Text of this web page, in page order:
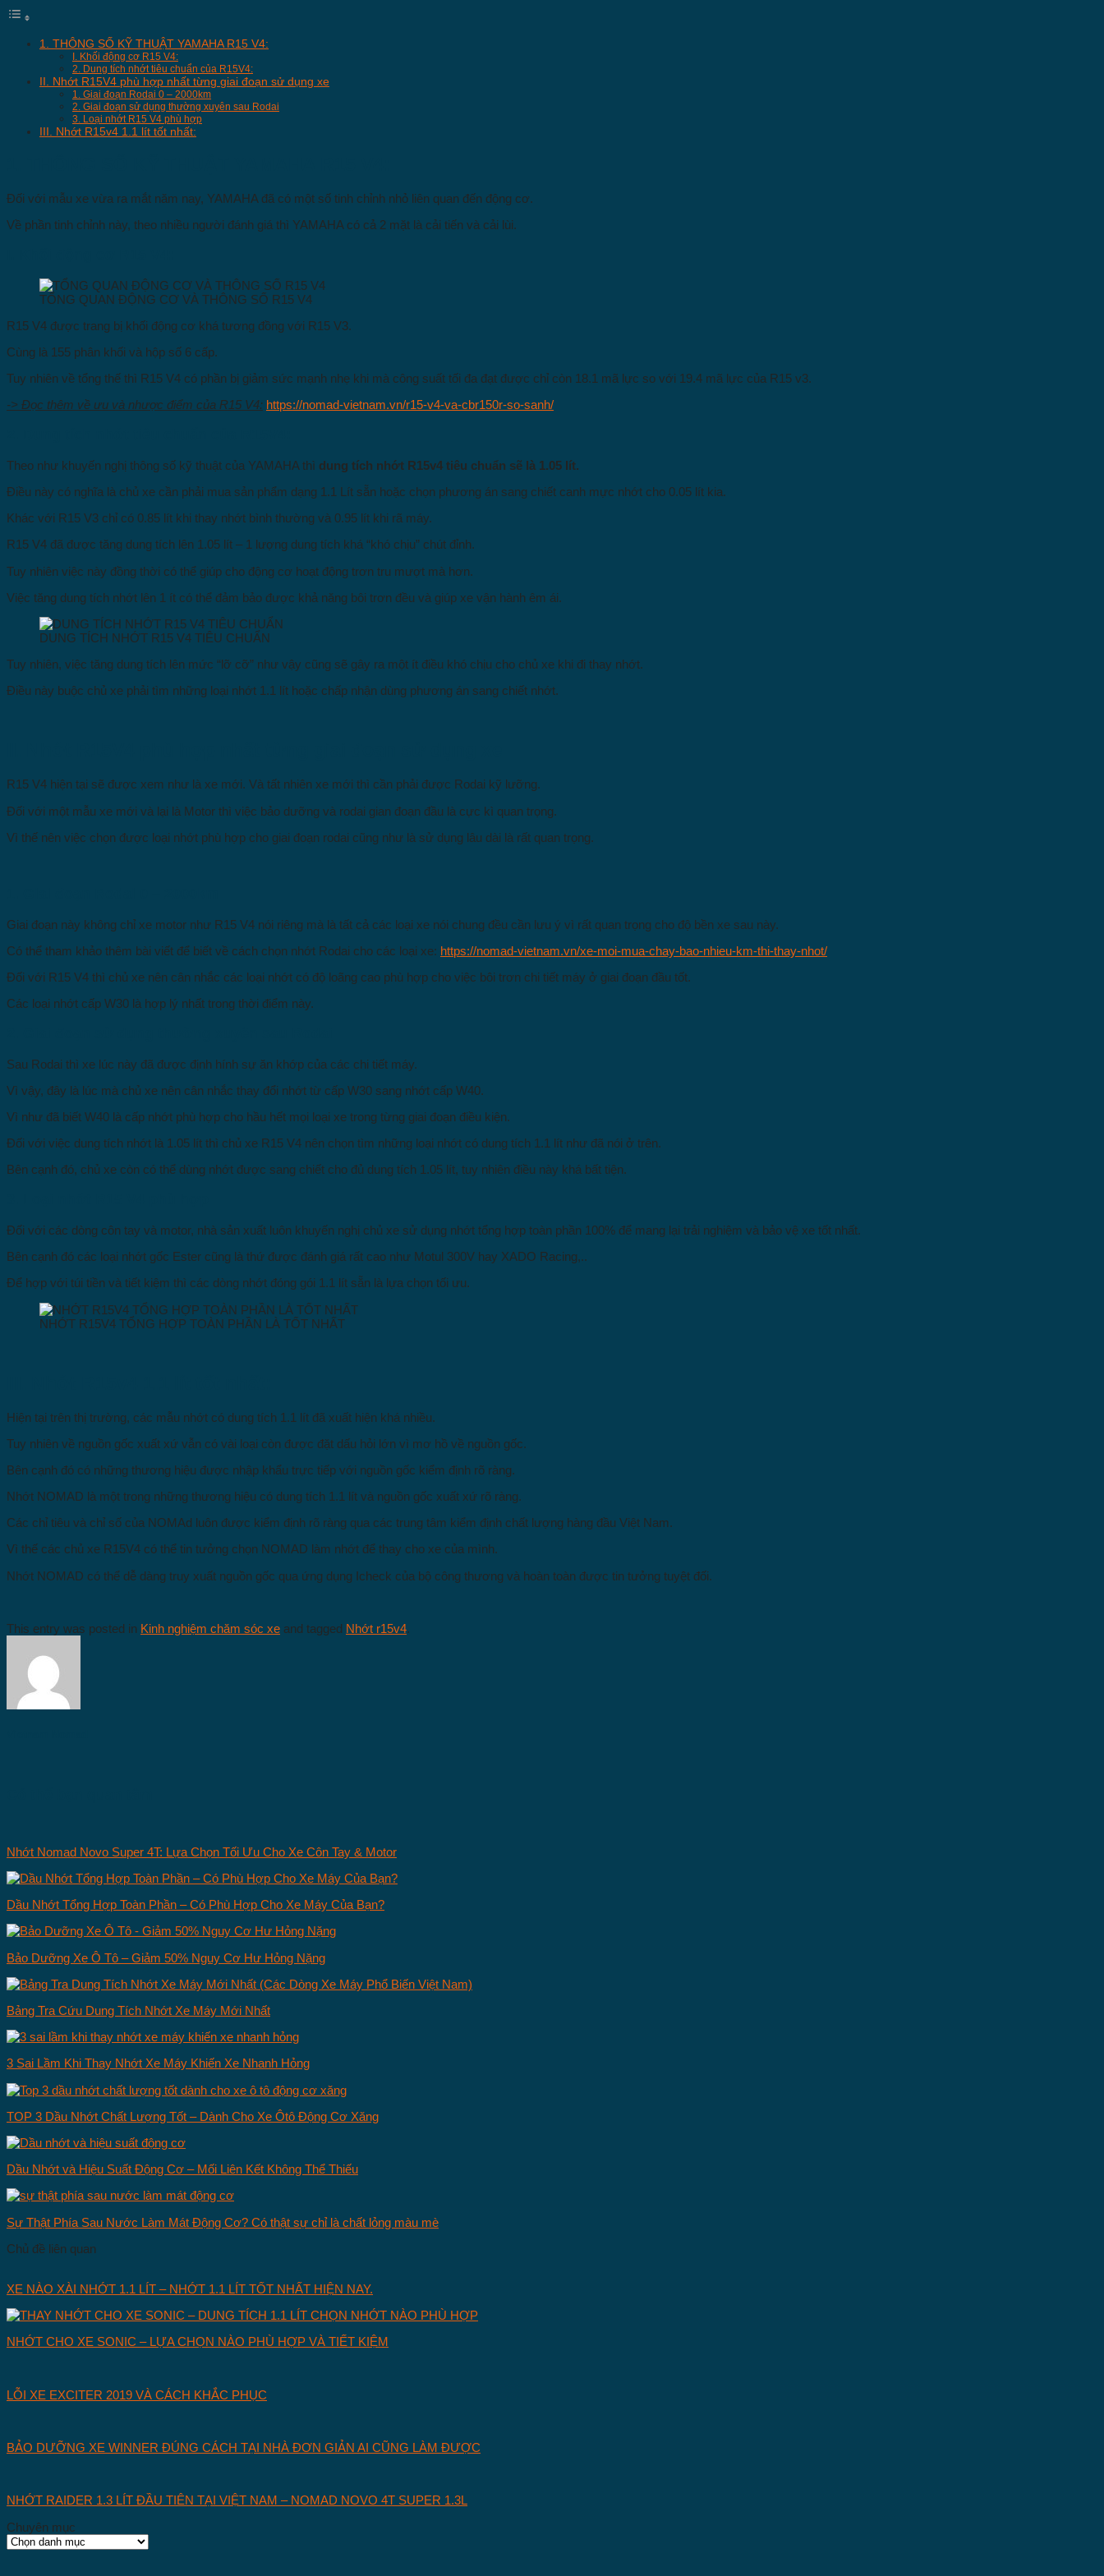
1. THÔNG SỐ KỸ THUẬT YAMAHA R15 V4:
I. Khối động cơ R15 V4:
2. Dung tích nhớt tiêu chuẩn của R15V4:
II. Nhớt R15V4 phù hợp nhất từng giai đoạn sử dụng xe
1. Giai đoạn Rodai 0 – 2000km
2. Giai đoạn sử dụng thường xuyên sau Rodai
3. Loại nhớt R15 V4 phù hợp
III. Nhớt R15v4 1.1 lít tốt nhất:
Đối với mẫu xe vừa ra mắt năm nay, YAMAHA đã có một số tinh chỉnh nhỏ liên quan đến động cơ.
Về phần tinh chỉnh này, theo nhiều người đánh giá thì YAMAHA có cả 2 mặt là cải tiến và cải lùi.
TỔNG QUAN ĐỘNG CƠ VÀ THÔNG SỐ R15 V4
R15 V4 được trang bị khối động cơ khá tương đồng với R15 V3.
Cùng là 155 phân khối và hộp số 6 cấp.
Tuy nhiên về tổng thế thì R15 V4 có phần bị giảm sức mạnh nhẹ khi mà công suất tối đa đạt được chỉ còn 18.1 mã lực so với 19.4 mã lực của R15 v3.
-> Đọc thêm về ưu và nhược điểm của R15 V4: https://nomad-vietnam.vn/r15-v4-va-cbr150r-so-sanh/
Theo như khuyến nghị thông số kỹ thuật của YAMAHA thì dung tích nhớt R15v4 tiêu chuẩn sẽ là 1.05 lít.
Điều này có nghĩa là chủ xe cần phải mua sản phẩm dạng 1.1 Lít sẵn hoặc chọn phương án sang chiết canh mực nhớt cho 0.05 lít kia.
Khác với R15 V3 chỉ có 0.85 lít khi thay nhớt bình thường và 0.95 lít khi rã máy.
R15 V4 đã được tăng dung tích lên 1.05 lít – 1 lượng dung tích khá “khó chịu” chút đỉnh.
Tuy nhiên việc này đồng thời có thể giúp cho động cơ hoạt động trơn tru mượt mà hơn.
Việc tăng dung tích nhớt lên 1 ít có thể đảm bảo được khả năng bôi trơn đều và giúp xe vận hành êm ái.
DUNG TÍCH NHỚT R15 V4 TIÊU CHUẨN
Tuy nhiên, việc tăng dung tích lên mức “lỡ cỡ” như vậy cũng sẽ gây ra một ít điều khó chịu cho chủ xe khi đi thay nhớt.
Điều này buộc chủ xe phải tìm những loại nhớt 1.1 lít hoặc chấp nhận dùng phương án sang chiết nhớt.
R15 V4 hiện tại sẽ được xem như là xe mới. Và tất nhiên xe mới thì cần phải được Rodai kỹ lưỡng.
Đối với một mẫu xe mới và lại là Motor thì việc bảo dưỡng và rodai gian đoạn đầu là cực kì quan trọng.
Vì thế nên việc chọn được loại nhớt phù hợp cho giai đoạn rodai cũng như là sử dụng lâu dài là rất quan trọng.
Giai đoạn này không chỉ xe motor như R15 V4 nói riêng mà là tất cả các loại xe nói chung đều cần lưu ý vì rất quan trọng cho độ bền xe sau này.
Có thể tham khảo thêm bài viết để biết về cách chọn nhớt Rodai cho các loại xe: https://nomad-vietnam.vn/xe-moi-mua-chay-bao-nhieu-km-thi-thay-nhot/
Đối với R15 V4 thì chủ xe nên cân nhắc các loại nhớt có độ loãng cao phù hợp cho việc bôi trơn chi tiết máy ở giai đoạn đầu tốt.
Các loại nhớt cấp W30 là hợp lý nhất trong thời điểm này.
Sau Rodai thì xe lúc này đã được định hính sự ăn khớp của các chi tiết máy.
Vì vậy, đây là lúc mà chủ xe nên cân nhắc thay đổi nhớt từ cấp W30 sang nhớt cấp W40.
Vì như đã biết W40 là cấp nhớt phù hợp cho hầu hết mọi loại xe trong từng giai đoạn điều kiện.
Đối với việc dung tích nhớt là 1.05 lít thì chủ xe R15 V4 nên chọn tìm những loại nhớt có dung tích 1.1 lít như đã nói ở trên.
Bên cạnh đó, chủ xe còn có thể dùng nhớt được sang chiết cho đủ dung tích 1.05 lít, tuy nhiên điều này khá bất tiện.
Đối với các dòng côn tay và motor, nhà sản xuất luôn khuyến nghị chủ xe sử dụng nhớt tổng hợp toàn phần 100% để mang lại trải nghiệm và bảo vệ xe tốt nhất.
Bên cạnh đó các loại nhớt gốc Ester cũng là thứ được đánh giá rất cao như Motul 300V hay XADO Racing,..
Để hợp với túi tiền và tiết kiệm thì các dòng nhớt đóng gói 1.1 lít sẵn là lựa chọn tối ưu.
NHỚT R15V4 TỔNG HỢP TOÀN PHẦN LÀ TỐT NHẤT
Hiện tại trên thị trường, các mẫu nhớt có dung tích 1.1 lít đã xuất hiện khá nhiều.
Tuy nhiên về nguồn gốc xuất xứ vẫn có vài loại còn được đặt dấu hỏi lớn vì mơ hồ về nguồn gốc.
Bên cạnh đó có những thương hiệu được nhập khẩu trực tiếp với nguồn gốc kiểm định rõ ràng.
Nhớt NOMAD là một trong những thương hiệu có dung tích 1.1 lít và nguồn gốc xuất xứ rõ ràng.
Các chỉ tiêu và chỉ số của NOMAd luôn được kiểm định rõ ràng qua các trung tâm kiểm định chất lượng hàng đầu Việt Nam.
Vì thế các chủ xe R15V4 có thể tin tưởng chọn NOMAD làm nhớt để thay cho xe của mình.
Nhớt NOMAD có thể dễ dàng truy xuất nguồn gốc qua ứng dụng Icheck của bộ công thương và hoàn toàn được tin tưởng tuyệt đối.
This entry was posted in Kinh nghiệm chăm sóc xe and tagged Nhớt r15v4.
Nhớt Nomad Novo Super 4T: Lựa Chọn Tối Ưu Cho Xe Côn Tay & Motor
Dầu Nhớt Tổng Hợp Toàn Phần – Có Phù Hợp Cho Xe Máy Của Bạn?
Bảo Dưỡng Xe Ô Tô – Giảm 50% Nguy Cơ Hư Hỏng Nặng
Bảng Tra Cứu Dung Tích Nhớt Xe Máy Mới Nhất
3 Sai Lầm Khi Thay Nhớt Xe Máy Khiến Xe Nhanh Hỏng
TOP 3 Dầu Nhớt Chất Lượng Tốt – Dành Cho Xe Ôtô Động Cơ Xăng
Dầu Nhớt và Hiệu Suất Động Cơ – Mối Liên Kết Không Thể Thiếu
Sự Thật Phía Sau Nước Làm Mát Động Cơ? Có thật sự chỉ là chất lỏng màu mè
Chủ đề liên quan
XE NÀO XÀI NHỚT 1.1 LÍT – NHỚT 1.1 LÍT TỐT NHẤT HIỆN NAY.
NHỚT CHO XE SONIC – LỰA CHỌN NÀO PHÙ HỢP VÀ TIẾT KIỆM
LỖI XE EXCITER 2019 VÀ CÁCH KHẮC PHỤC
BẢO DƯỠNG XE WINNER ĐÚNG CÁCH TẠI NHÀ ĐƠN GIẢN AI CŨNG LÀM ĐƯỢC
NHỚT RAIDER 1.3 LÍT ĐẦU TIÊN TẠI VIỆT NAM – NOMAD NOVO 4T SUPER 1.3L
Chuyên mục
Chuyên
mục